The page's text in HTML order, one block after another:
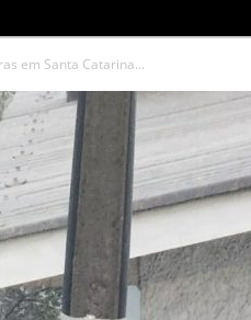
em Santa Catarina...